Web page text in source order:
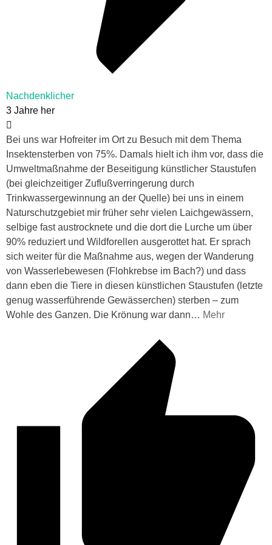
Nachdenklicher
3 Jahre her
Bei uns war Hofreiter im Ort zu Besuch mit dem Thema
Insektensterben von 75%. Damals hielt ich ihm vor, dass die
Umweltmaßnahme der Beseitigung künstlicher Staustufen
(bei gleichzeitiger Zuflußverringerung durch
Trinkwassergewinnung an der Quelle) bei uns in einem
Naturschutzgebiet mir früher sehr vielen Laichgewässern,
selbige fast austrocknete und die dort die Lurche um über
90% reduziert und Wildforellen ausgerottet hat. Er sprach
sich weiter für die Maßnahme aus, wegen der Wanderung
von Wasserlebewesen (Flohkrebse im Bach?) und dass
dann eben die Tiere in diesen künstlichen Staustufen (letzte
genug wasserführende Gewässerchen) sterben – zum
Wohle des Ganzen. Die Krönung war dann… Mehr